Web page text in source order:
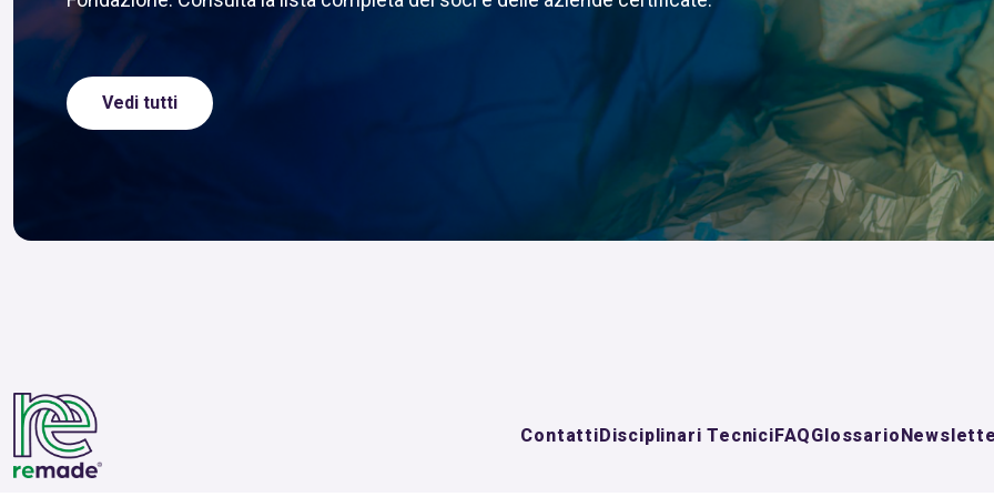
Vedi tutti
ContattiDisciplinari TecniciFAQGlossario